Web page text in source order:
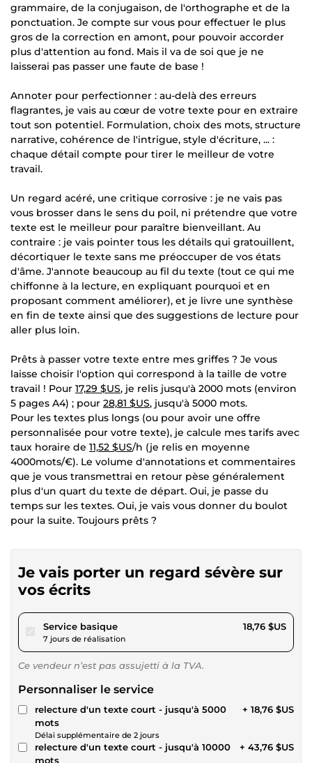
grammaire, de la conjugaison, de l'orthographe et de la
ponctuation. Je compte sur vous pour effectuer le plus
gros de la correction en amont, pour pouvoir accorder
plus d'attention au fond. Mais il va de soi que je ne
laisserai pas passer une faute de base !
Annoter pour perfectionner : au-delà des erreurs
flagrantes, je vais au cœur de votre texte pour en extraire
tout son potentiel. Formulation, choix des mots, structure
narrative, cohérence de l'intrigue, style d'écriture, ... :
chaque détail compte pour tirer le meilleur de votre
travail.
Un regard acéré, une critique corrosive : je ne vais pas
vous brosser dans le sens du poil, ni prétendre que votre
texte est le meilleur pour paraître bienveillant. Au
contraire : je vais pointer tous les détails qui gratouillent,
décortiquer le texte sans me préoccuper de vos états
d'âme. J'annote beaucoup au fil du texte (tout ce qui me
chiffonne à la lecture, en expliquant pourquoi et en
proposant comment améliorer), et je livre une synthèse
en fin de texte ainsi que des suggestions de lecture pour
aller plus loin.
Prêts à passer votre texte entre mes griffes ? Je vous
laisse choisir l'option qui correspond à la taille de votre
travail ! Pour 17,29 $US, je relis jusqu'à 2000 mots (environ
5 pages A4) ; pour 28,81 $US, jusqu'à 5000 mots.
Pour les textes plus longs (ou pour avoir une offre
personnalisée pour votre texte), je calcule mes tarifs avec
taux horaire de 11,52 $US/h (je relis en moyenne
4000mots/€). Le volume d'annotations et commentaires
que je vous transmettrai en retour pèse généralement
plus d'un quart du texte de départ. Oui, je passe du
temps sur les textes. Oui, je vais vous donner du boulot
pour la suite. Toujours prêts ?
Je vais porter un regard sévère sur
vos écrits
Service basiquepour 17,29 $US
7 jours de réalisation
18,76 $US
Ce vendeur n’est pas assujetti à la TVA.
Personnaliser le service
relecture d'un texte court - jusqu'à 5000
mots
Délai supplémentaire de 2 jours
+ 18,76 $US
relecture d'un texte court - jusqu'à 10000
mots
+ 43,76 $US